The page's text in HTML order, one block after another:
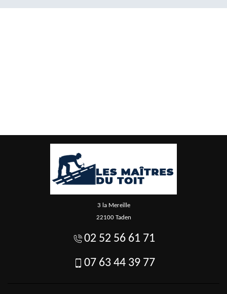
3 la Mereille
22100 Taden
02 52 56 61 71
07 63 44 39 77